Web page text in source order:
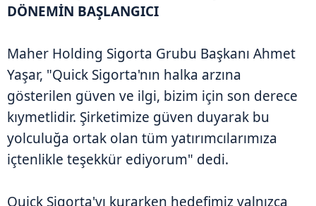
DÖNEMİN BAŞLANGICI
Maher Holding Sigorta Grubu Başkanı Ahmet
Yaşar, "Quick Sigorta'nın halka arzına
gösterilen güven ve ilgi, bizim için son derece
kıymetlidir. Şirketimize güven duyarak bu
yolculuğa ortak olan tüm yatırımcılarımıza
içtenlikle teşekkür ediyorum" dedi.
Quick Sigorta'yı kurarken hedefimiz yalnızca